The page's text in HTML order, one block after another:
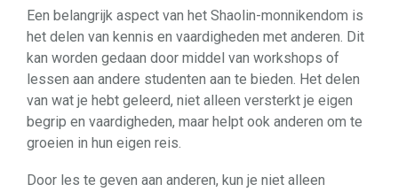
Een belangrijk aspect van het Shaolin-monnikendom is
het delen van kennis en vaardigheden met anderen. Dit
kan worden gedaan door middel van workshops of
lessen aan andere studenten aan te bieden. Het delen
van wat je hebt geleerd, niet alleen versterkt je eigen
begrip en vaardigheden, maar helpt ook anderen om te
groeien in hun eigen reis.
Door les te geven aan anderen, kun je niet alleen